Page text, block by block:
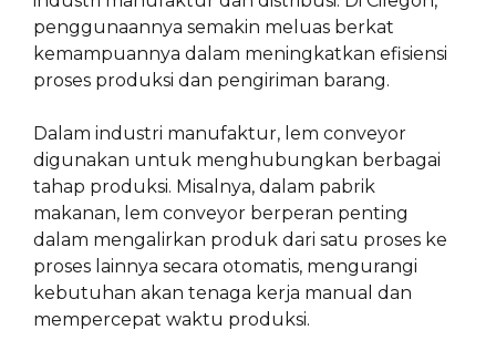
penggunaannya semakin meluas berkat
kemampuannya dalam meningkatkan efisiensi
proses produksi dan pengiriman barang.
Dalam industri manufaktur, lem conveyor
digunakan untuk menghubungkan berbagai
tahap produksi. Misalnya, dalam pabrik
makanan, lem conveyor berperan penting
dalam mengalirkan produk dari satu proses ke
proses lainnya secara otomatis, mengurangi
kebutuhan akan tenaga kerja manual dan
mempercepat waktu produksi.